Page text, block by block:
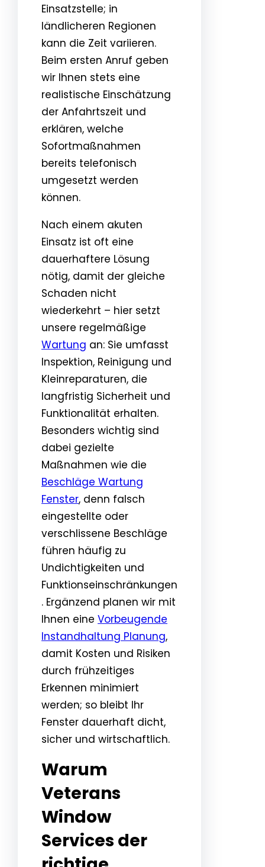
Einsatzstelle; in
ländlicheren Regionen
kann die Zeit variieren.
Beim ersten Anruf geben
wir Ihnen stets eine
realistische Einschätzung
der Anfahrtszeit und
erklären, welche
Sofortmaßnahmen
bereits telefonisch
umgesetzt werden
können.
Nach einem akuten
Einsatz ist oft eine
dauerhaftere Lösung
nötig, damit der gleiche
Schaden nicht
wiederkehrt – hier setzt
unsere regelmäßige
Wartung an: Sie umfasst
Inspektion, Reinigung und
Kleinreparaturen, die
langfristig Sicherheit und
Funktionalität erhalten.
Besonders wichtig sind
dabei gezielte
Maßnahmen wie die
Beschläge Wartung
Fenster, denn falsch
eingestellte oder
verschlissene Beschläge
führen häufig zu
Undichtigkeiten und
Funktionseinschränkungen
. Ergänzend planen wir mit
Ihnen eine Vorbeugende
Instandhaltung Planung,
damit Kosten und Risiken
durch frühzeitiges
Erkennen minimiert
werden; so bleibt Ihr
Fenster dauerhaft dicht,
sicher und wirtschaftlich.
Warum
Veterans
Window
Services der